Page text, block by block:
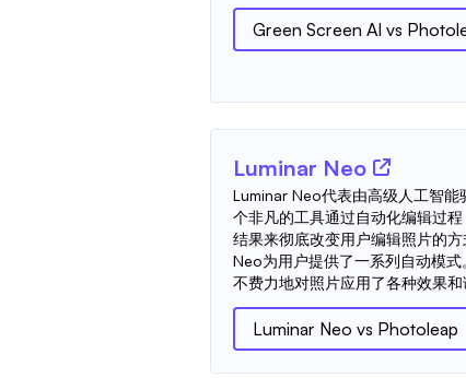
Green Screen AI vs
Luminar Neo
Luminar Neo代表由高级人工智
个非凡的工具通过自动化编辑过
结果来彻底改变用户编辑照片的
Neo为用户提供了一系列自动模
不费力地对照片应用了各种效果和
Luminar Neo vs Photoleap